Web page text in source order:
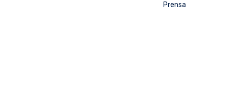
Prensa